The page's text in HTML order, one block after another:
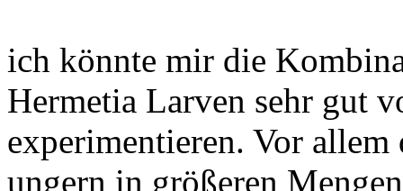
ich könnte mir die
Hermetia Larven sehr gut
experimentieren. Vor
ungern in größeren